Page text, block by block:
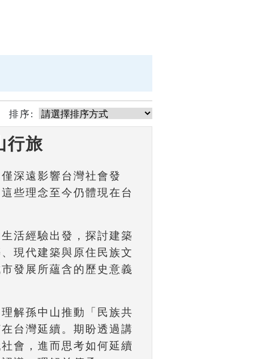
排序:
行旅
深遠影響台灣社會發
些理念至今仍體現在台
活經驗出發，探討建築
現代建築與原住民族文
發展所蘊含的歷史意義
解孫中山推動「民族共
台灣延續。期盼透過講
會，進而思考如何延續